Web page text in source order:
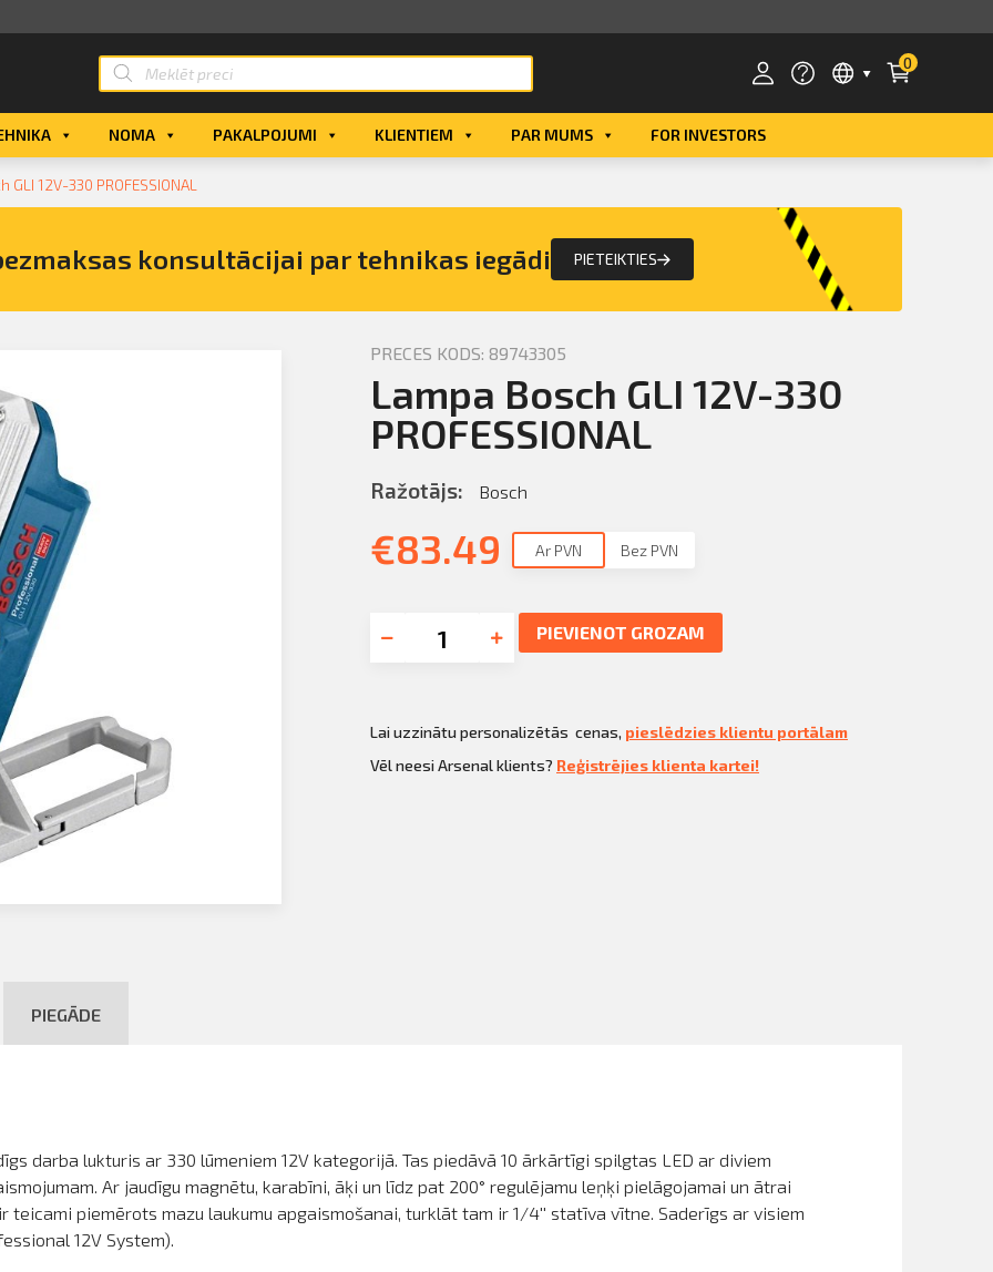
0
eParaksts
eParaksts mobile
NOMA PAKALPOJUMI KLIENTIEM PAR MUMS FOR INVESTORS
GLI 12V-330 PROFESSIONAL
konsultācijai par tehnikas iegādi PIETEIKTIES
GLI
PRECES KODS: 89743305
Lampa Bosch GLI 12V-330
PROFESSIONAL
Ražotājs: Bosch
€83.49 Ar PVN Bez PVN
PIEVIENOT GROZAM
Lai uzzinātu personalizētās cenas, pieslēdzies klientu portālam
Vēl neesi Arsenal klients? Reģistrējies klienta kartei!
PIEGĀDE
darba lukturis ar 330 lūmeniem 12V kategorijā. Tas piedāvā 10 ārkārtīgi spilgtas LED ar diviem
Ar jaudīgu magnētu, karabīni, āķi un līdz pat 200° regulējamu leņķi pielāgojamai un ātrai
teicami piemērots mazu laukumu apgaismošanai, turklāt tam ir 1/4'' statīva vītne. Saderīgs ar visiem
12V System).